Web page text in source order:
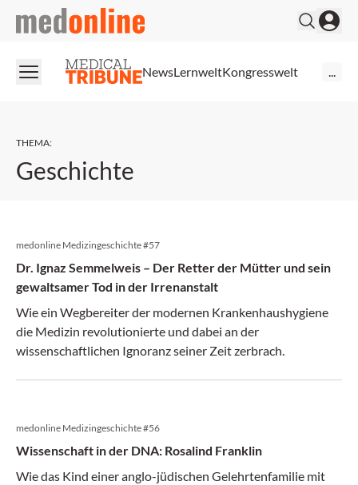
medonline
NewsLernweltKongresswelt
THEMA:
Geschichte
medonline Medizingeschichte #57
Dr. Ignaz Semmelweis – Der Retter der Mütter und sein
gewaltsamer Tod in der Irrenanstalt
Wie ein Wegbereiter der modernen Krankenhaushygiene
die Medizin revolutionierte und dabei an der
wissenschaftlichen Ignoranz seiner Zeit zerbrach.
medonline Medizingeschichte #56
Wissenschaft in der DNA: Rosalind Franklin
Wie das Kind einer anglo-jüdischen Gelehrtenfamilie mit